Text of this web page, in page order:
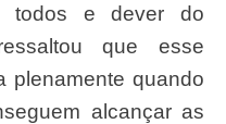
todos e dever do
que esse
plenamente quando
alcançar as